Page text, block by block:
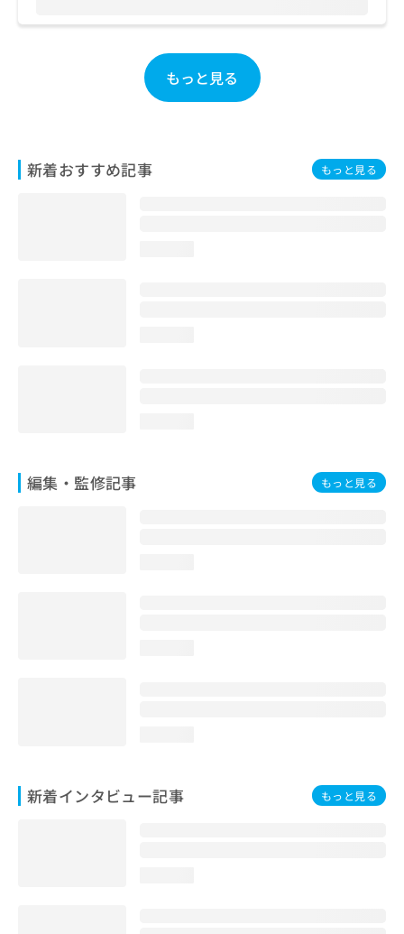
もっと見る
新着おすすめ記事 もっと見る
編集・監修記事 もっと見る
新着インタビュー記事 もっと見る
問
ら